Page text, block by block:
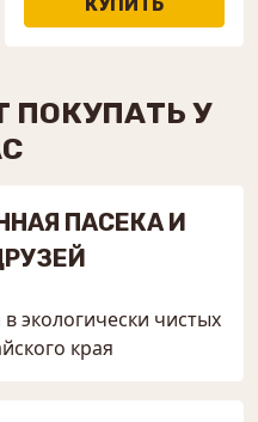
ПОКУПАТЬ У
ПАСЕКА И
экологически чистых
края